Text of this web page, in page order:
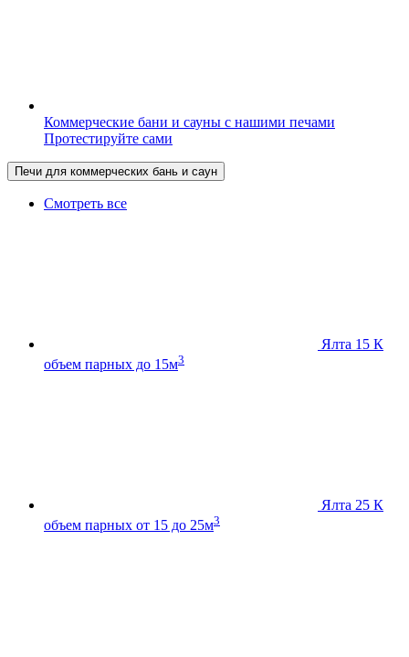
Коммерческие бани и сауны с нашими печами
Протестируйте сами
Печи для коммерческих бань и саун
Смотреть все
Ялта 15 К
объем парных до 15м3
Ялта 25 К
объем парных от 15 до 25м3